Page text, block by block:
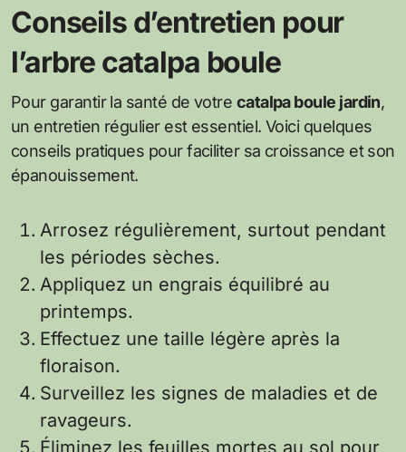
Conseils d’entretien pour
l’arbre catalpa boule
Pour garantir la santé de votre catalpa boule jardin,
un entretien régulier est essentiel. Voici quelques
conseils pratiques pour faciliter sa croissance et son
épanouissement.
Arrosez régulièrement, surtout pendant
les périodes sèches.
Appliquez un engrais équilibré au
printemps.
Effectuez une taille légère après la
floraison.
Surveillez les signes de maladies et de
ravageurs.
Éliminez les feuilles mortes au sol pour